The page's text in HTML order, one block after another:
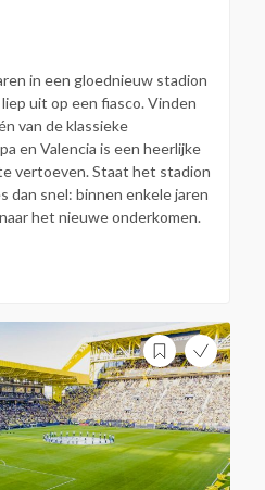
in een gloednieuw stadion
uit op een fiasco. Vinden
van de klassieke
en Valencia is een heerlijke
vertoeven. Staat het stadion
dan snel: binnen enkele jaren
het nieuwe onderkomen.